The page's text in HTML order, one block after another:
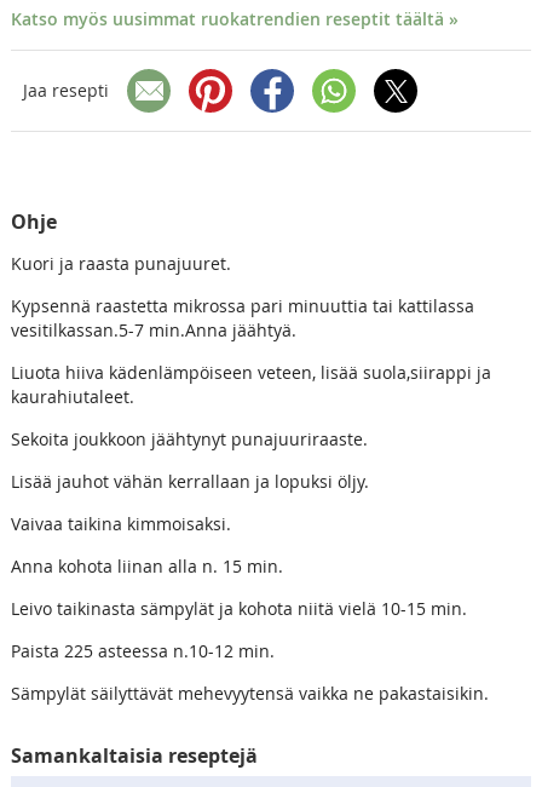
Katso myös uusimmat ruokatrendien reseptit täältä »
Jaa resepti
Ohje
Kuori ja raasta punajuuret.
Kypsennä raastetta mikrossa pari minuuttia tai kattilassa
vesitilkassan.5-7 min.Anna jäähtyä.
Liuota hiiva kädenlämpöiseen veteen, lisää suola,siirappi ja
kaurahiutaleet.
Sekoita joukkoon jäähtynyt punajuuriraaste.
Lisää jauhot vähän kerrallaan ja lopuksi öljy.
Vaivaa taikina kimmoisaksi.
Anna kohota liinan alla n. 15 min.
Leivo taikinasta sämpylät ja kohota niitä vielä 10-15 min.
Paista 225 asteessa n.10-12 min.
Sämpylät säilyttävät mehevyytensä vaikka ne pakastaisikin.
Samankaltaisia reseptejä